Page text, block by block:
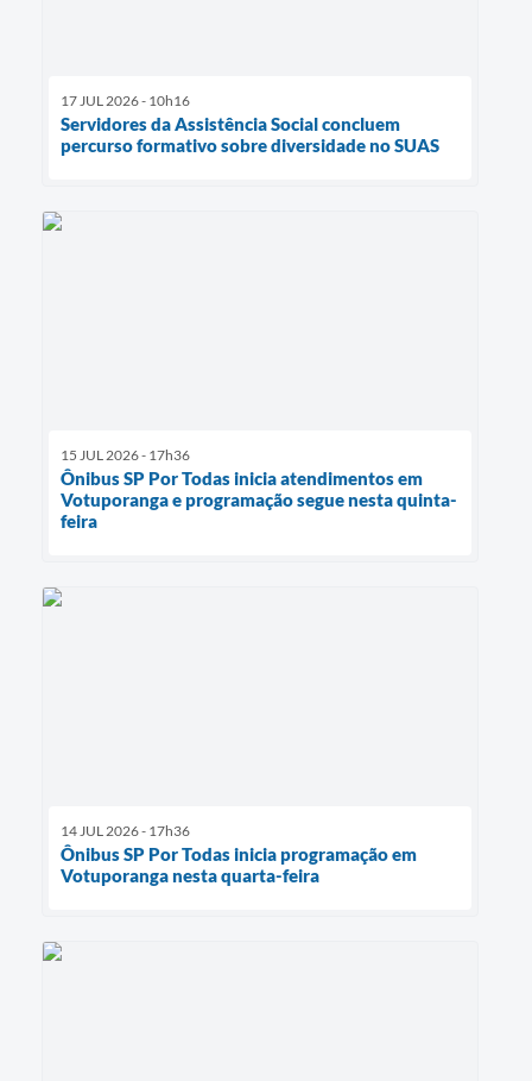
17 JUL 2026 - 10h16
Servidores da Assistência Social concluem
percurso formativo sobre diversidade no SUAS
15 JUL 2026 - 17h36
Ônibus SP Por Todas inicia atendimentos em
Votuporanga e programação segue nesta quinta-
feira
14 JUL 2026 - 17h36
Ônibus SP Por Todas inicia programação em
Votuporanga nesta quarta-feira